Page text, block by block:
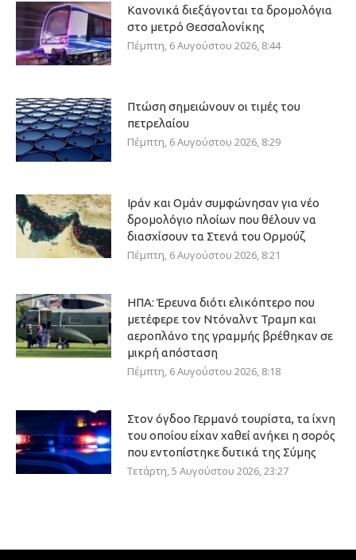
Κανονικά διεξάγονται τα δρομολόγια
στο μετρό Θεσσαλονίκης
Πέμπτη, 6 Αυγούστου 2026, 8:44
Πτώση σημειώνουν οι τιμές του
πετρελαίου
Πέμπτη, 6 Αυγούστου 2026, 8:29
Ιράν και Ομάν συμφώνησαν για νέο
δρομολόγιο πλοίων που θέλουν να
διασχίσουν τα Στενά του Ορμούζ
Πέμπτη, 6 Αυγούστου 2026, 8:21
ΗΠΑ: Έρευνα διότι ελικόπτερο που
μετέφερε τον Ντόναλντ Τραμπ και
αεροπλάνο της γραμμής βρέθηκαν σε
μικρή απόσταση
Πέμπτη, 6 Αυγούστου 2026, 8:18
Στον όγδοο Γερμανό τουρίστα, τα ίχνη
του οποίου είχαν χαθεί ανήκει η σορός
που εντοπίστηκε δυτικά της Σύμης
Τετάρτη, 5 Αυγούστου 2026, 23:27